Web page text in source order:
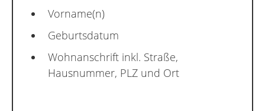
Vorname(n)
Geburtsdatum
Wohnanschrift inkl. Straße,
Hausnummer, PLZ und Ort